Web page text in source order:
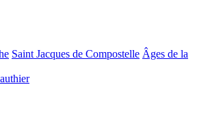
Saint Jacques de Compostelle Âges de la